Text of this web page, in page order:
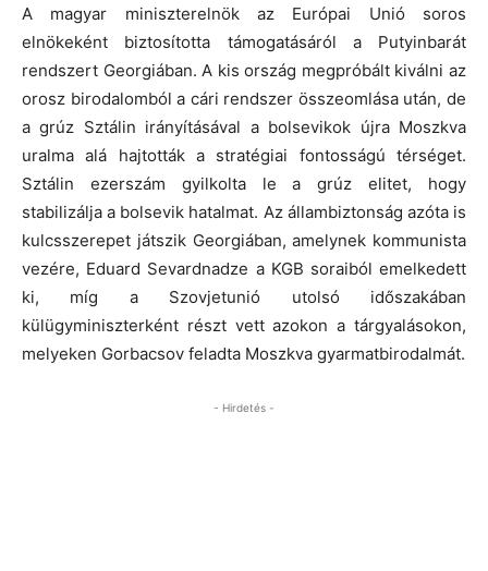
A magyar miniszterelnök az Európai Unió soros
elnökeként biztosította támogatásáról a Putyinbarát
rendszert Georgiában. A kis ország megpróbált kiválni az
orosz birodalomból a cári rendszer összeomlása után, de
a grúz Sztálin irányításával a bolsevikok újra Moszkva
uralma alá hajtották a stratégiai fontosságú térséget.
Sztálin ezerszám gyilkolta le a grúz elitet, hogy
stabilizálja a bolsevik hatalmat. Az állambiztonság azóta is
kulcsszerepet játszik Georgiában, amelynek kommunista
vezére, Eduard Sevardnadze a KGB soraiból emelkedett
ki, míg a Szovjetunió utolsó időszakában
külügyminiszterként részt vett azokon a tárgyalásokon,
melyeken Gorbacsov feladta Moszkva gyarmatbirodalmát.
- Hirdetés -